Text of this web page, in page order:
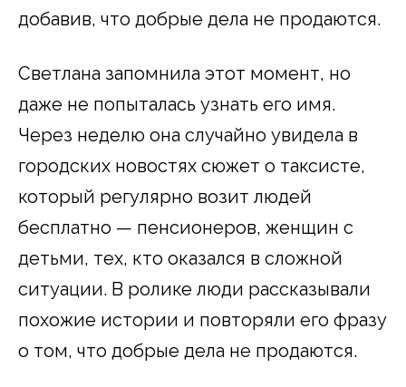
добавив, что добрые дела не продаются.
Светлана запомнила этот момент, но
даже не попыталась узнать его имя.
Через неделю она случайно увидела в
городских новостях сюжет о таксисте,
который регулярно возит людей
бесплатно — пенсионеров, женщин с
детьми, тех, кто оказался в сложной
ситуации. В ролике люди рассказывали
похожие истории и повторяли его фразу
о том, что добрые дела не продаются.